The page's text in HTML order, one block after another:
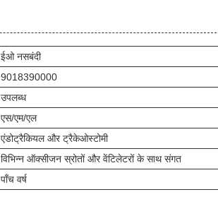
ईओ नसबंदी
9018390000
उपलब्ध
एस/एम/एल
एंडोट्रैकियल और ट्रैकेओस्टोमी
विभिन्न ऑक्सीजन स्रोतों और वेंटिलेटरों के साथ संगत
पाँच वर्ष